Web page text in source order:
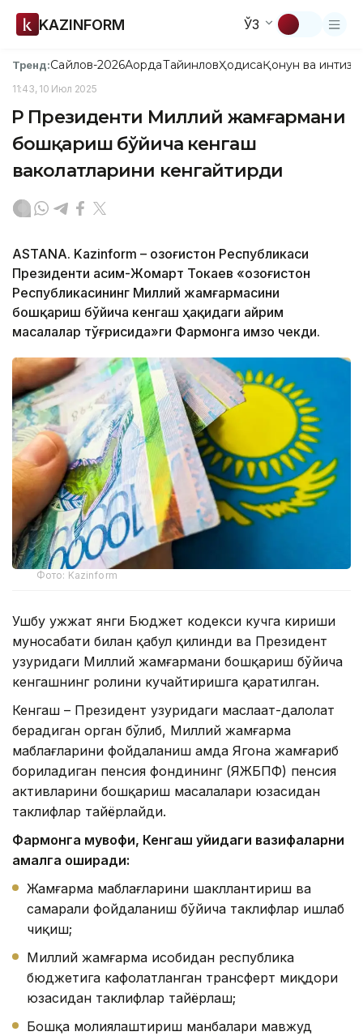
KAZINFORM ЎЗ
Тренд:Сайлов-2026АқордаТайинловҲодисаҚонун ва
11:43, 10 Июл 2025
ҚР Президенти Миллий жамғармани
бошқариш бўйича кенгаш
ваколатларини кенгайтирди
ASTANA. Kazinform – Қозоғистон Республикаси
Президенти Қасим-Жомарт Токаев «Қозоғистон
Республикасининг Миллий жамғармасини
бошқариш бўйича кенгаш ҳақидаги айрим
масалалар тўғрисида»ги Фармонга имзо чекди.
Фото: Kazinform
Ушбу ҳужжат янги Бюджет кодекси кучга кириши
муносабати билан қабул қилинди ва Президент
ҳузуридаги Миллий жамғармани бошқариш бўйича
кенгашнинг ролини кучайтиришга қаратилган.
Кенгаш – Президент ҳузуридаги маслаҳат-далолат
берадиган орган бўлиб, Миллий жамғарма
маблағларини фойдаланиш ҳамда Ягона жамғариб
бориладиган пенсия фондининг (ЯЖБПФ) пенсия
активларини бошқариш масалалари юзасидан
таклифлар тайёрлайди.
Фармонга мувофиқ, Кенгаш қуйидаги вазифаларни
амалга оширади:
Жамғарма маблағларини шакллантириш ва
самарали фойдаланиш бўйича таклифлар ишлаб
чиқиш;
Миллий жамғарма ҳисобидан республика
бюджетига кафолатланган трансферт миқдори
юзасидан таклифлар тайёрлаш;
Бошқа молиялаштириш манбалари мавжуд